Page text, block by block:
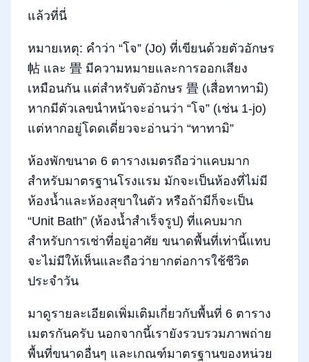
แล้วที่นี่
หมายเหตุ: คำว่า “โจ” (Jo) ที่เขียนด้วยตัวอักษร
帖 และ 畳 มีความหมายและการออกเสียง
เหมือนกัน แต่สำหรับตัวอักษร 畳 (เสื่อทาทามิ)
หากมีตัวเลขนำหน้าจะอ่านว่า “โจ” (เช่น 1-jo)
แต่หากอยู่โดดเดี่ยวจะอ่านว่า “ทาทามิ”
ห้องพักขนาด 6 ตารางเมตรถือว่าแคบมาก
สำหรับมาตรฐานโรงแรม มักจะเป็นห้องที่ไม่มี
ห้องน้ำและห้องสุขาในตัว หรือถ้ามีก็จะเป็น
“Unit Bath” (ห้องน้ำสำเร็จรูป) ที่แคบมาก
สำหรับการเช่าที่อยู่อาศัย ขนาดพื้นที่เท่านี้แทบ
จะไม่มีให้เห็นและถือว่ายากต่อการใช้ชีวิต
ประจำวัน
มาดูรายละเอียดเพิ่มเติมเกี่ยวกับพื้นที่ 6 ตาราง
เมตรกันครับ นอกจากนี้เรายังรวบรวมภาพถ่าย
พื้นที่ขนาดอื่นๆ และเกณฑ์มาตรฐานของหน่วย